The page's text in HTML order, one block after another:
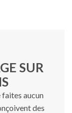
SUR
faites aucun
des